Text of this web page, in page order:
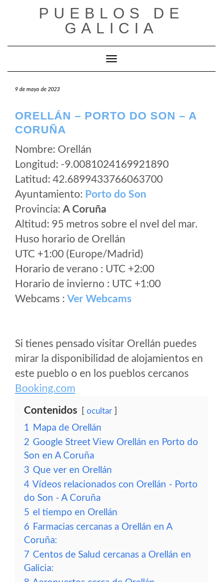
PUEBLOS DE
GALICIA
Cambiar modo de navegación
9 de mayo de 2023
ORELLÁN – PORTO DO SON – A
CORUÑA
Nombre: Orellán
Longitud: -9.0081024169921890
Latitud: 42.6899433766063700
Ayuntamiento: Porto do Son
Provincia: A Coruña
Altitud: 95 metros sobre el nvel del mar.
Huso horario de Orellán
UTC +1:00 (Europe/Madrid)
Horario de verano : UTC +2:00
Horario de invierno : UTC +1:00
Webcams : Ver Webcams
Si tienes pensado visitar Orellán puedes
mirar la disponibilidad de alojamientos en
este pueblo o en los pueblos cercanos
Booking.com
Contenidos ocultar
1 Mapa de Orellán
2 Google Street View Orellán en Porto do
Son en A Coruña
3 Que ver en Orellán
4 Vídeos relacionados con Orellán - Porto
do Son - A Coruña
5 el tiempo en Orellán
6 Farmacias cercanas a Orellán en A
Coruña:
7 Centos de Salud cercanas a Orellán en
Galicia: